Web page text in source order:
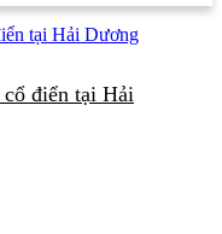
điển tại Hải